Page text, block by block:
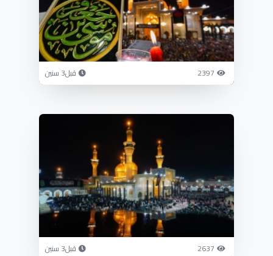
2397 قبل3 سنين
2637 قبل3 سنين